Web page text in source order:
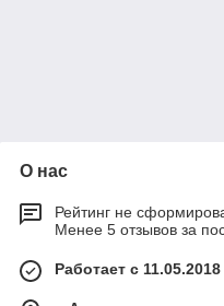
О нас
Рейтинг не
Менее 5 отзывов за
Работает с 11.05.2018